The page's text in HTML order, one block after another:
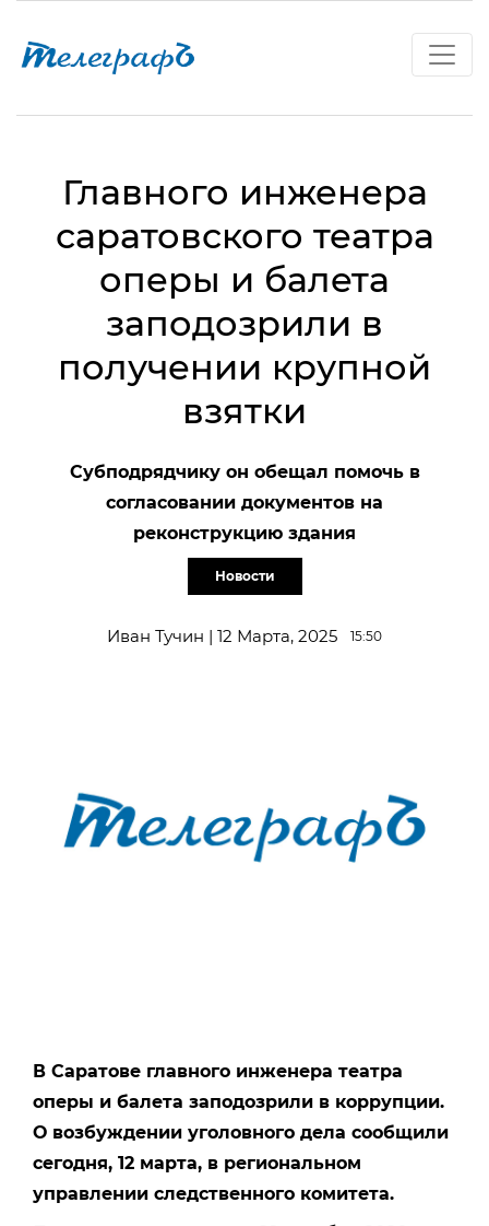
Главного инженера
саратовского театра
оперы и балета
заподозрили в
получении крупной
взятки
Субподрядчику он обещал помочь в
согласовании документов на
реконструкцию здания
Новости
Иван Тучин | 12 Марта, 2025 15:50
В Саратове главного инженера театра
оперы и балета заподозрили в коррупции.
О возбуждении уголовного дела сообщили
сегодня, 12 марта, в региональном
управлении следственного комитета.